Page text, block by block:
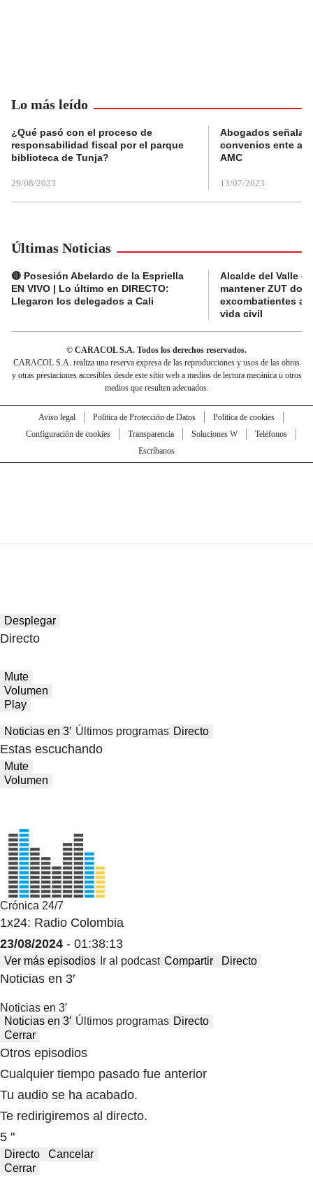
Lo más leído
¿Qué pasó con el proceso de
responsabilidad fiscal por el parque
biblioteca de Tunja?
29/08/2023
Abogados
convenios ente
AMC
13/07/2023
Últimas Noticias
🔴 Posesión Abelardo de la Espriella
EN VIVO | Lo último en DIRECTO:
Llegaron los delegados a Cali
Alcalde del Valle
mantener ZUT
excombatientes
vida civil
© CARACOL S.A. Todos los derechos reservados.
CARACOL S.A. realiza una reserva expresa de las reproducciones y usos de las obras
y otras prestaciones accesibles desde este sitio web a medios de lectura mecánica u otros
medios que resulten adecuados.
Aviso legal Política de Protección de Datos
Política de cookies
Configuración de cookies
Transparencia Soluciones W
Teléfonos
Escríbanos
Desplegar
Directo
Mute
Volumen
Play
Noticias en 3′ Últimos programas Directo
Estas escuchando
Mute
Volumen
Crónica 24/7
1x24: Radio Colombia
23/08/2024 - 01:38:13
Ver más episodios Ir al podcast Compartir Directo
Noticias en 3′
Noticias en 3′
Noticias en 3′ Últimos programas Directo
Cerrar
Otros episodios
Cualquier tiempo pasado fue anterior
Tu audio se ha acabado.
Te redirigiremos al directo.
5 "
Directo
Cancelar
Cerrar